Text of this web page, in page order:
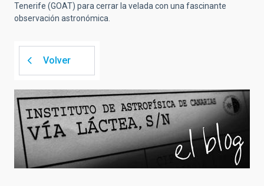
Tenerife (GOAT) para cerrar la velada con una fascinante
observación astronómica.
Volver